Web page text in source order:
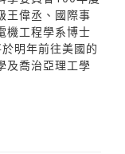
委員會100年度
王偉丞、國際事
機工程學系博士
明年前往美國的
喬治亞理工學